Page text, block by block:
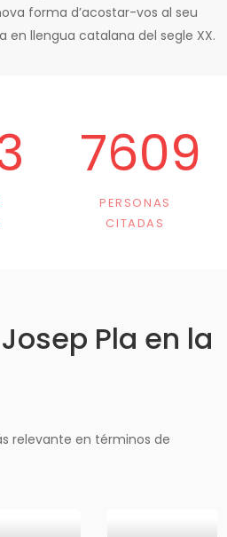
forma d’acostar-vos al seu
en llengua catalana del segle XX.
7609
PERSONAS
CITADAS
Pla en la
relevante en términos de